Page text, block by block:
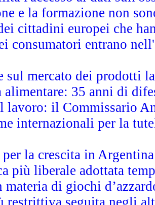
e la formazione non
cittadini europei che
consumatori entrano
sul mercato dei prodotti
alimentare: 35 anni di
lavoro: il Commissario
internazionali per la
per la crescita in
più liberale adottata
di giochi
restrittiva seguita negli